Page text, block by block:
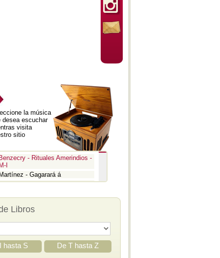
la música
desea escuchar
visita
sitio
Benzecry - Rituales Amerindios -
M-I
Martínez - Gagarará á
- Pedro y el lobo
- Romeo y Julieta -
Suite 3
- Iván el Terrible
Libros
hasta S De T hasta Z